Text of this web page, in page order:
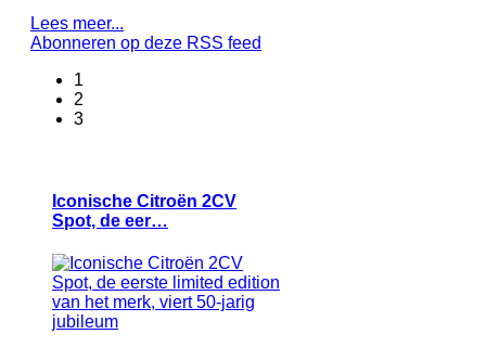
Lees meer...
Abonneren op deze RSS feed
1
2
3
Iconische Citroën 2CV
Spot, de eer…